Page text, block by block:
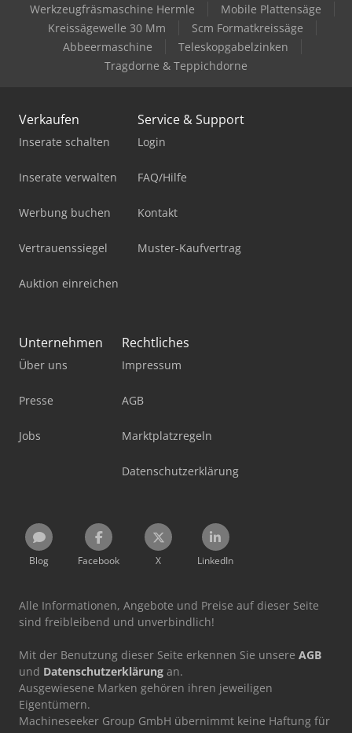
Werkzeugfräsmaschine Hermle
Mobile Plattensäge
Kreissägewelle 30 Mm
Scm Formatkreissäge
Abbeermaschine
Teleskopgabelzinken
Tragdorne & Teppichdorne
Verkaufen
Inserate schalten
Inserate verwalten
Werbung buchen
Vertrauenssiegel
Auktion einreichen
Service & Support
Login
FAQ/Hilfe
Kontakt
Muster-Kaufvertrag
Unternehmen
Über uns
Presse
Jobs
Rechtliches
Impressum
AGB
Marktplatzregeln
Datenschutzerklärung
Blog Facebook X LinkedIn
Alle Informationen, Angebote und Preise auf dieser Seite
sind freibleibend und unverbindlich!
Mit der Benutzung dieser Seite erkennen Sie unsere AGB
und Datenschutzerklärung an.
Ausgewiesene Marken gehören ihren jeweiligen
Eigentümern.
Machineseeker Group GmbH übernimmt keine Haftung für